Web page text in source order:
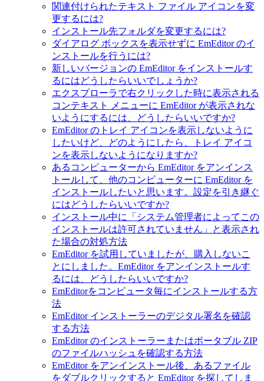
関連付けられたテキスト ファイル アイコンを変
更するには?
インストール先フォルダを変更するには?
ダイアログ ボックスを表示せずに EmEditor のイ
ンストールを行うには?
新しいバージョンの EmEditor をインストールす
るにはどうしたらいいでしょうか?
エクスプローラで右クリックした時に表示される
コンテキスト メニューに EmEditor が表示されな
いようにするには、どうしたらいいですか?
EmEditor のトレイ アイコンを表示しないように
したいけど、どのようにしたら、トレイ アイコ
ンを表示しないようになりますか?
あるコンピューターから EmEditor をアンインス
トールして、他のコンピューターに EmEditor を
インストールしたいと思います。設定を引き継ぐ
にはどうしたらいいですか?
インストール中に「システム管理者によってこの
インストールは許可されていません」と表示され
た場合の対処方法
EmEditor を試用していましたが、購入しないこ
とにしました。EmEditor をアンインストールす
るには、どうしたらいいですか?
EmEditorをコンピュータ毎にインストールする方
法
EmEditor インストーラーのデジタル署名を確認
する方法
EmEditor のインストーラーまたはポータブル ZIP
のファイルハッシュを確認する方法
EmEditor をアンインストール後、あるファイル
をダブルクリックすると EmEditor を探してしま